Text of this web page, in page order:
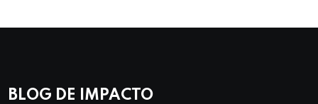
BLOG DE IMPACTO